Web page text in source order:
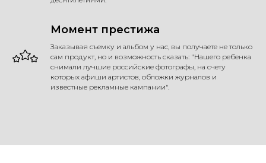
Момент престижа
Заказывая съемку и альбом у нас, вы получаете не только
сам продукт, но и возможность сказать: "Нашего ребенка
снимали лучшие российские фотографы, на счету
которых афиши артистов, обложки журналов и
известные рекламные кампании".